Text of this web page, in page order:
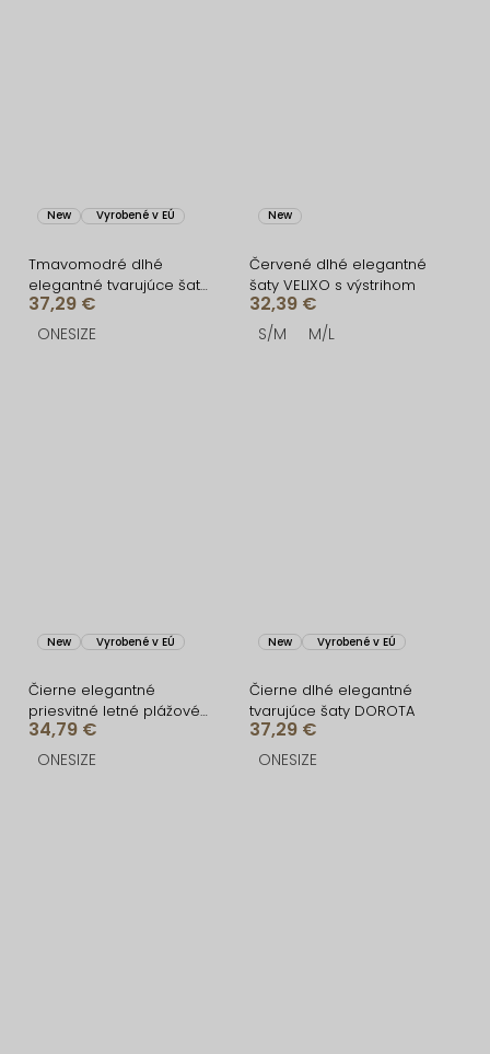
New Vyrobené v EÚ
Tmavomodré dlhé
elegantné tvarujúce šaty
DOROTA
37,29 €
ONESIZE
New
Červené dlhé elegantné
šaty VELIXO s výstrihom
32,39 €
S/M M/L
New Vyrobené v EÚ
Čierne elegantné
priesvitné letné plážové
maxi šaty UMARIE s
dlhým rukávom
34,79 €
ONESIZE
New Vyrobené v EÚ
Čierne dlhé elegantné
tvarujúce šaty DOROTA
37,29 €
ONESIZE